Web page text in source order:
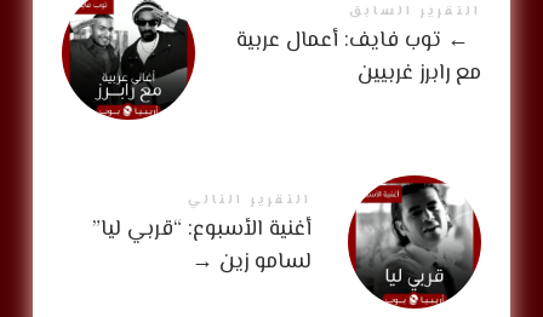
التقرير السابق
← توب فايف: أعمال عربية
مع رابرز غربيين
التقرير التالي
أغنية الأسبوع: “قربي ليا”
لسامو زين →